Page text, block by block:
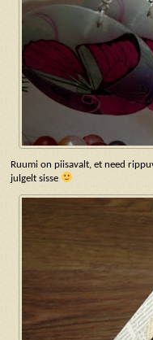
Ruumi on piisavalt, et need
julgelt sisse